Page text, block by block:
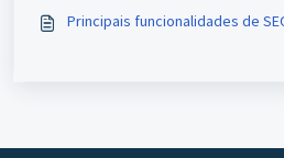
Principais funcionalidades de